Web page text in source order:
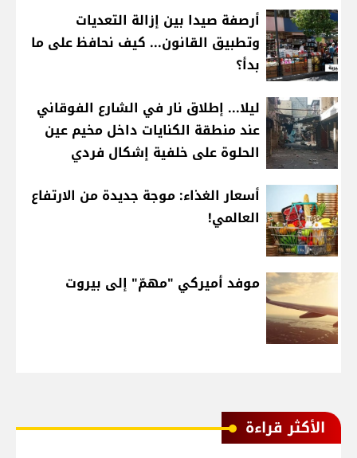
أرصفة صيدا بين إزالة التعديات
وتطبيق القانون... كيف نحافظ على ما
بدأ؟
ليلا... إطلاق نار في الشارع الفوقاني
عند منطقة الكنايات داخل مخيم عين
الحلوة على خلفية إشكال فردي
أسعار الغذاء: موجة جديدة من الارتفاع
العالمي!
موفد أميركي "مهمّ" إلى بيروت
الأكثر قراءة